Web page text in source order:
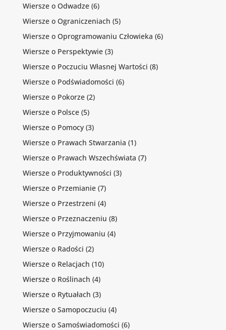
Wiersze o Odwadze(6)
Wiersze o Ograniczeniach (5)
Wiersze o Oprogramowaniu Człowieka (6)
Wiersze o Perspektywie(3)
Wiersze o Poczuciu Własnej Wartości (8)
Wiersze o Podświadomości (6)
Wiersze o Pokorze(2)
Wiersze o Polsce(5)
Wiersze o Pomocy(3)
Wiersze o Prawach Stwarzania (1)
Wiersze o Prawach Wszechświata (7)
Wiersze o Produktywności (3)
Wiersze o Przemianie(7)
Wiersze o Przestrzeni (4)
Wiersze o Przeznaczeniu (8)
Wiersze o Przyjmowaniu (4)
Wiersze o Radości (2)
Wiersze o Relacjach (10)
Wiersze o Roślinach (4)
Wiersze o Rytuałach (3)
Wiersze o Samopoczuciu (4)
Wiersze o Samoświadomości (6)